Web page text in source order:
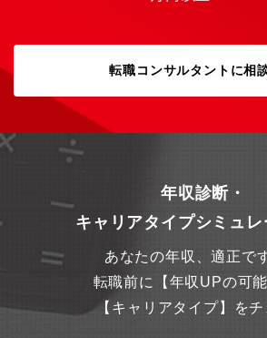
転職コンサルタントに相
年収診断・
キャリアタイプシミュレ
あなたの年収、適正で
転職前に【年収UPの可
【キャリアタイプ】をチ